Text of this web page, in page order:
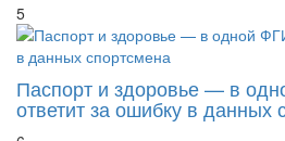
5
Паспорт и здоровье — в
ответит за ошибку в данных